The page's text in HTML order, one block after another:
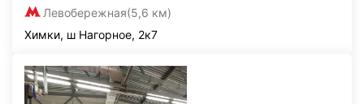
Левобережная(5,6 км)
Химки, ш Нагорное, 2к7